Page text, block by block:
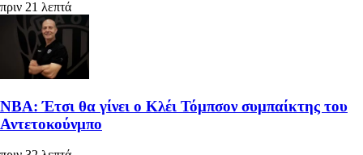
πριν 21 λεπτά
ΝΒΑ: Έτσι θα γίνει ο Κλέι Τόμπσον συμπαίκτης του
Αντετοκούνμπο